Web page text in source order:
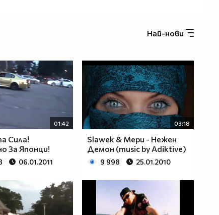
Най-нови
01:42
Сила!
За Японци!
06.01.2011
03:18
Slawek & Мери - Нежен
Демон (music by Adiktive)
9 998 25.01.2010